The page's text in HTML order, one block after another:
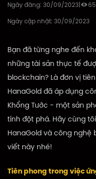
Ngày đăng: 30/09/2023|
Ngày cập nhật: 30/09/2023
Bạn đã từng nghe đến
những tài sản thực tế
blockchain? Là đơn vị
HanaGold đã áp dụng
Khổng Tước - một sản
tính đột phá. Hãy cùng
HanaGold và công nghệ
viết này nhé!
Tiên phong trong việc